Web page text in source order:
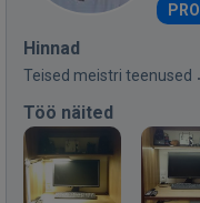
PRO
Hinnad
Teised meistri teenused
Töö näited